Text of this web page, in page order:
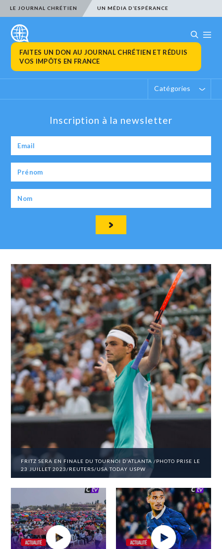
LE JOURNAL CHRÉTIEN UN MÉDIA D’ESPÉRANCE
FAITES UN DON AU JOURNAL CHRÉTIEN ET RÉDUIS
VOS IMPÔTS EN FRANCE
Catégories
Inscription à la newsletter
FRITZ SERA EN FINALE DU TOURNOI D'ATLANTA /PHOTO PRISE LE
23 JUILLET 2023/REUTERS/USA TODAY USPW